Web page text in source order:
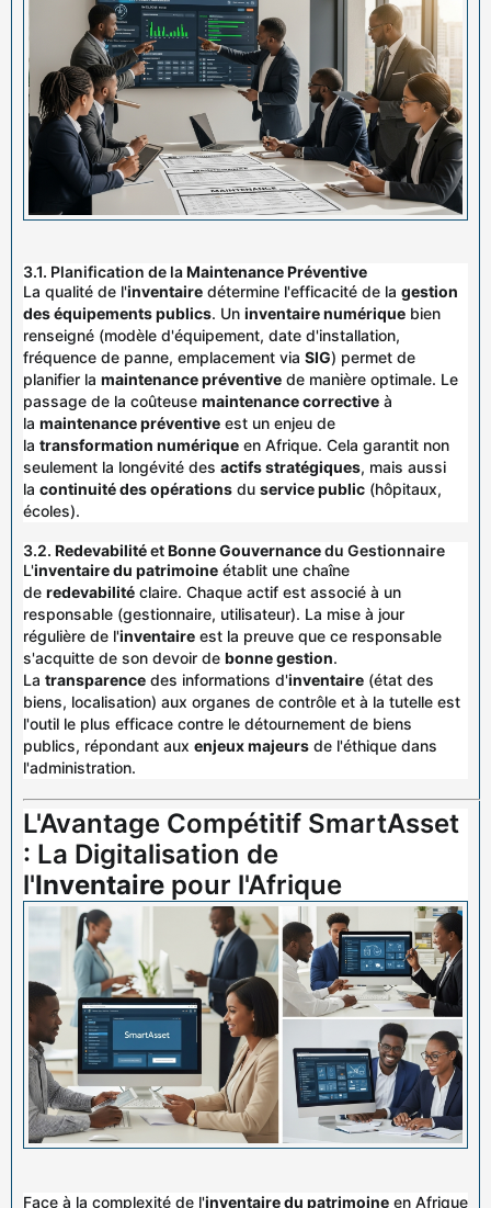
3.1. Planification de laMaintenance Préventive
La qualité de l'inventaire détermine l'efficacité de la gestion
des équipements publics. Un inventaire numérique bien
renseigné (modèle d'équipement, date d'installation,
fréquence de panne, emplacement via SIG) permet de
planifier la maintenance préventive de manière optimale. Le
passage de la coûteuse maintenance corrective à
la maintenance préventive est un enjeu de
la transformation numérique en Afrique. Cela garantit non
seulement la longévité des actifs stratégiques, mais aussi
la continuité des opérations du service public (hôpitaux,
écoles).
3.2. RedevabilitéetBonne Gouvernancedu Gestionnaire
L'inventaire du patrimoine établit une chaîne
de redevabilité claire. Chaque actif est associé à un
responsable (gestionnaire, utilisateur). La mise à jour
régulière de l'inventaire est la preuve que ce responsable
s'acquitte de son devoir de bonne gestion.
La transparence des informations d'inventaire (état des
biens, localisation) aux organes de contrôle et à la tutelle est
l'outil le plus efficace contre le détournement de biens
publics, répondant aux enjeux majeurs de l'éthique dans
l'administration.
L'Avantage Compétitif SmartAsset
: La Digitalisation de
l'Inventaire pour l'Afrique
Face à la complexité de l'inventaire du patrimoine en Afrique